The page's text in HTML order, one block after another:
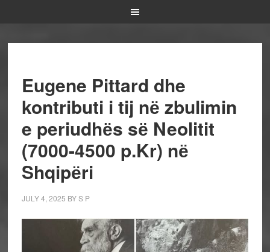
Eugene Pittard dhe
kontributi i tij nё zbulimin
e periudhёs sё Neolitit
(7000-4500 p.Kr) nё
Shqipёri
JULY 4, 2025 BYS P